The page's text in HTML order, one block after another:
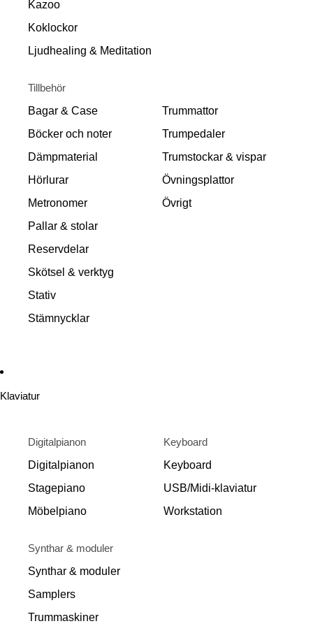
Kazoo
Koklockor
Ljudhealing & Meditation
Tillbehör
Bagar & Case
Böcker och noter
Dämpmaterial
Hörlurar
Metronomer
Pallar & stolar
Reservdelar
Skötsel & verktyg
Stativ
Stämnycklar
Trummattor
Trumpedaler
Trumstockar & vispar
Övningsplattor
Övrigt
Klaviatur
Digitalpianon
Digitalpianon
Stagepiano
Möbelpiano
Keyboard
Keyboard
USB/Midi-klaviatur
Workstation
Synthar & moduler
Synthar & moduler
Samplers
Trummaskiner